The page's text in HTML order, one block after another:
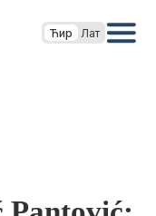
Ћир Лат